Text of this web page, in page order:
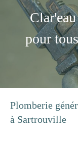
pour
Plomberie
à Sartrouville